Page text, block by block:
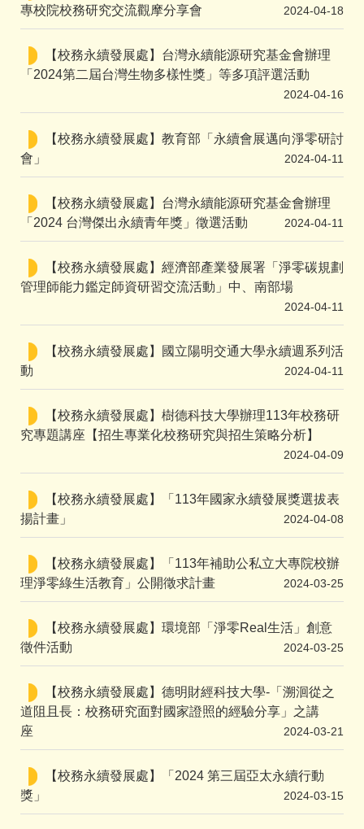
專校院校務研究交流觀摩分享會
2024-04-18
【校務永續發展處】台灣永續能源研究基金會辦理
「2024第二屆台灣生物多樣性獎」等多項評選活動
2024-04-16
【校務永續發展處】教育部「永續會展邁向淨零研討
會」
2024-04-11
【校務永續發展處】台灣永續能源研究基金會辦理
「2024 台灣傑出永續青年獎」徵選活動
2024-04-11
【校務永續發展處】經濟部產業發展署「淨零碳規劃
管理師能力鑑定師資研習交流活動」中、南部場
2024-04-11
【校務永續發展處】國立陽明交通大學永續週系列活
動
2024-04-11
【校務永續發展處】樹德科技大學辦理113年校務研
究專題講座【招生專業化校務研究與招生策略分析】
2024-04-09
【校務永續發展處】「113年國家永續發展獎選拔表
揚計畫」
2024-04-08
【校務永續發展處】「113年補助公私立大專院校辦
理淨零綠生活教育」公開徵求計畫
2024-03-25
【校務永續發展處】環境部「淨零Real生活」創意
徵件活動
2024-03-25
【校務永續發展處】德明財經科技大學-「溯洄從之
道阻且長：校務研究面對國家證照的經驗分享」之講
座
2024-03-21
【校務永續發展處】「2024 第三屆亞太永續行動
獎」
2024-03-15